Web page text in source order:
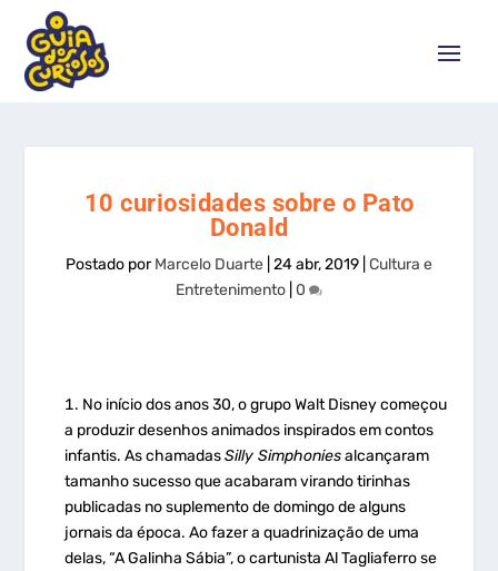
10 curiosidades sobre o Pato
Donald
Postado porMarcelo Duarte 24 abr, 2019 Cultura e
Entretenimento 0
No início dos anos 30, o grupo Walt Disney começou
a produzir desenhos animados inspirados em contos
infantis. As chamadasSilly Simphoniesalcançaram
tamanho sucesso que acabaram virando tirinhas
publicadas no suplemento de domingo de alguns
jornais da época. Ao fazer a quadrinização de uma
delas, “A Galinha Sábia”, o cartunista Al Tagliaferro se